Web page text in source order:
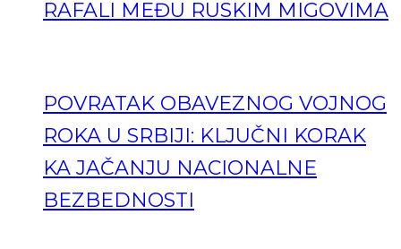
RAFALI MEĐU RUSKIM MIGOVIMA
POVRATAK OBAVEZNOG VOJNOG
ROKA U SRBIJI: KLJUČNI KORAK
KA JAČANJU NACIONALNE
BEZBEDNOSTI